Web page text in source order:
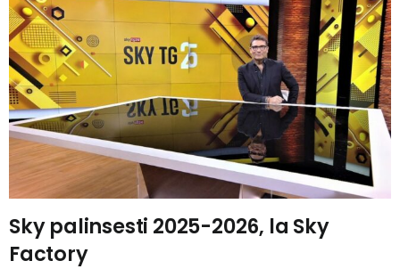
Sky palinsesti 2025-2026, la Sky
Factory